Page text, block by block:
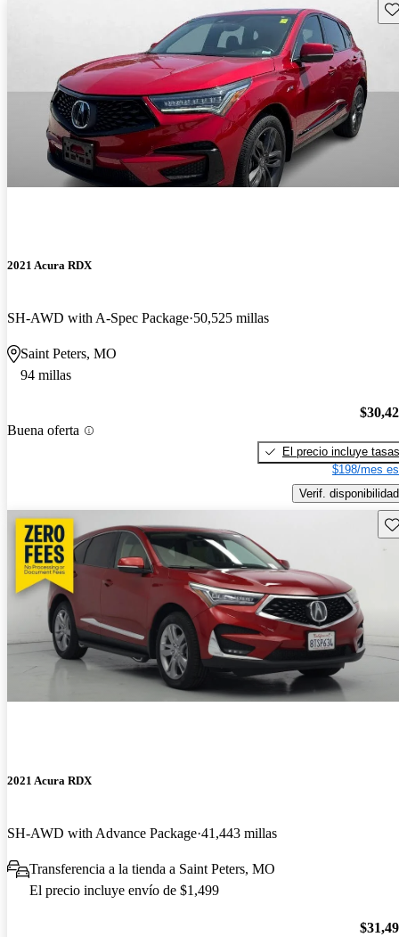
2021 Acura RDX
SH-AWD with A-Spec Package 50,525 millas
Saint Peters, MO
94 millas
Buena oferta
El precio incluye tasas
$198/mes
Verif. disponibilidad
2021 Acura RDX
SH-AWD with Advance Package 41,443 millas
Transferencia a la tienda a Saint Peters, MO
El precio incluye envío de $1,499